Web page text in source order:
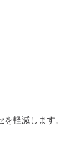
軽減します。